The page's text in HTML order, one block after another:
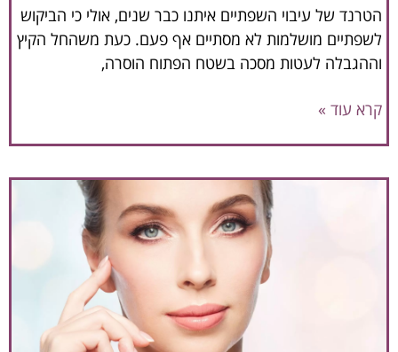
הטרנד של עיבוי השפתיים איתנו כבר שנים, אולי כי הביקוש
לשפתיים מושלמות לא מסתיים אף פעם. כעת משהחל הקיץ
וההגבלה לעטות מסכה בשטח הפתוח הוסרה,
קרא עוד »